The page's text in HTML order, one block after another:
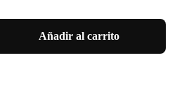
Añadir al carrito